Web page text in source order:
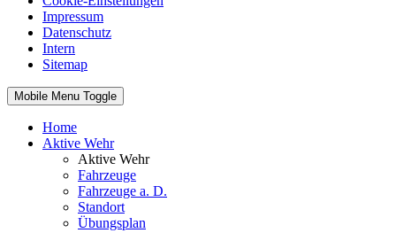
Impressum
Datenschutz
Intern
Sitemap
Mobile Menu Toggle
Home
Aktive Wehr
Aktive Wehr
Fahrzeuge
Fahrzeuge a. D.
Standort
Übungsplan